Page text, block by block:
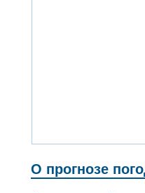
О прогнозе